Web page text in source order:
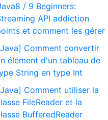
/ 9 Beginners:
API addiction
et comment les gérer
Comment convertir
élément d'un tableau de
String en type Int
Comment utiliser la
FileReader et la
BufferedReader